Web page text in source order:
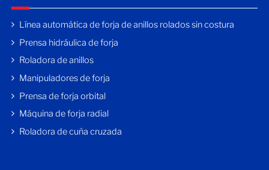
Línea automática de forja de anillos rolados sin costura
Prensa hidráulica de forja
Roladora de anillos
Manipuladores de forja
Prensa de forja orbital
Máquina de forja radial
Roladora de cuña cruzada